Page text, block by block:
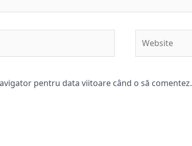
pentru data viitoare când o să comentez.